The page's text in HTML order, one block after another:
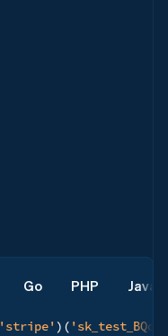
Go PHP Java
'stripe' ) (